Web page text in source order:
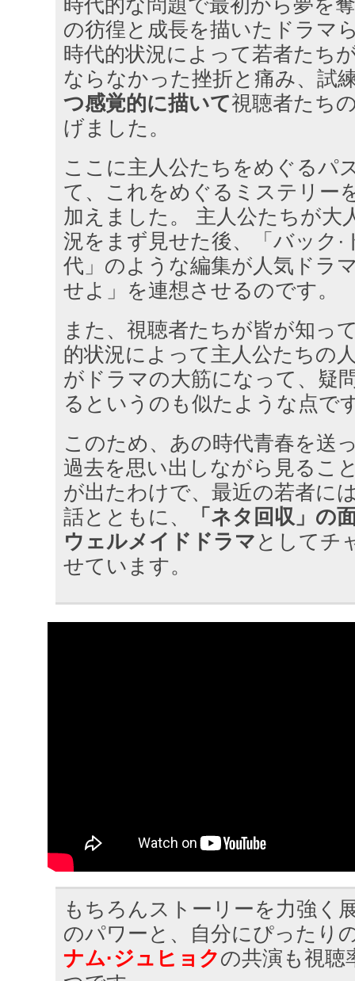
の彷徨と成長を描いたドラマ
時代的状況によって若者たち
ならなかった挫折と痛み、試
つ感覚的に描いて視聴者たち
げました。
ここに主人公たちをめぐるパ
て、これをめぐるミステリー
加えました。 主人公たちが大
況をまず見せた後、「バック·
代」のような編集が人気ドラ
せよ」を連想させるのです。
また、視聴者たちが皆が知っ
的状況によって主人公たちの
がドラマの大筋になって、疑
るというのも似たような点で
このため、あの時代青春を送
過去を思い出しながら見るこ
が出たわけで、最近の若者に
話とともに、
「ネタ回収」の
ウェルメイドドラマ としてチ
せています。
もちろんストーリーを力強く
のパワーと、自分にぴったり
ナム·ジュヒョクの共演も視聴